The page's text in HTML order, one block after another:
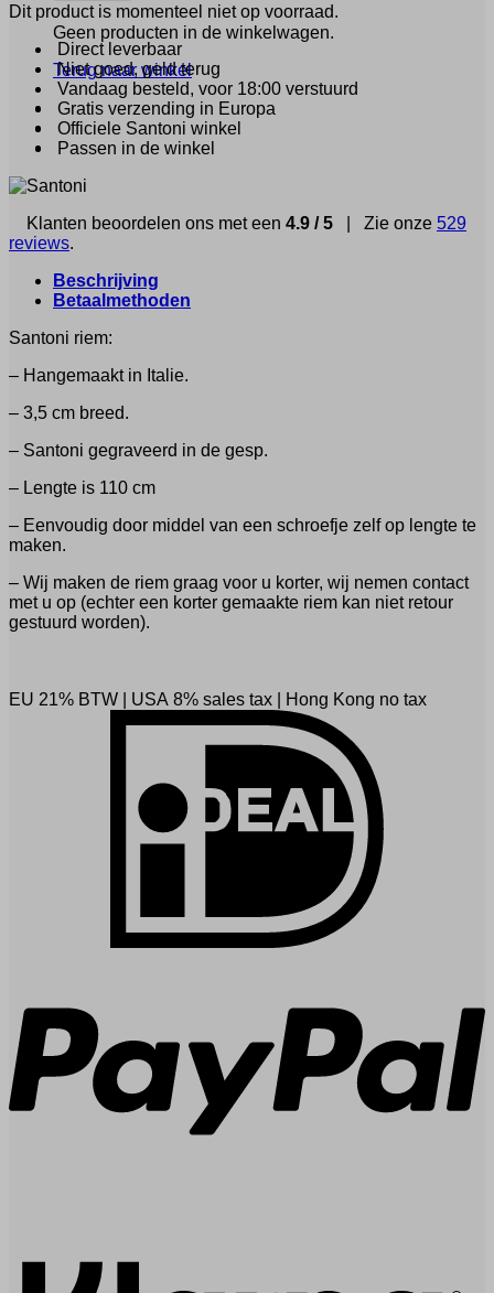
Geen producten in de winkelwagen.
Terug naar winkel
Dit product is momenteel niet op voorraad.
Direct leverbaar
Niet goed, geld terug
Vandaag besteld, voor 18:00 verstuurd
Gratis verzending in Europa
Officiele Santoni winkel
Passen in de winkel
Klanten beoordelen ons met een 4.9 / 5 | Zie onze 529
reviews.
Beschrijving
Betaalmethoden
Santoni riem:
– Hangemaakt in Italie.
– 3,5 cm breed.
– Santoni gegraveerd in de gesp.
– Lengte is 110 cm
– Eenvoudig door middel van een schroefje zelf op lengte te
maken.
– Wij maken de riem graag voor u korter, wij nemen contact
met u op (echter een korter gemaakte riem kan niet retour
gestuurd worden).
EU 21% BTW USA 8% sales tax Hong Kong no tax